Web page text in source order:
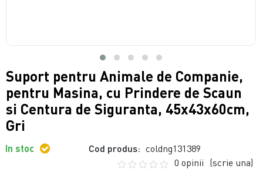
Suport pentru Animale de Companie,
pentru Masina, cu Prindere de Scaun
si Centura de Siguranta, 45x43x60cm,
Gri
In stoc Cod produs: coldng131389
0 opinii (scrie una)